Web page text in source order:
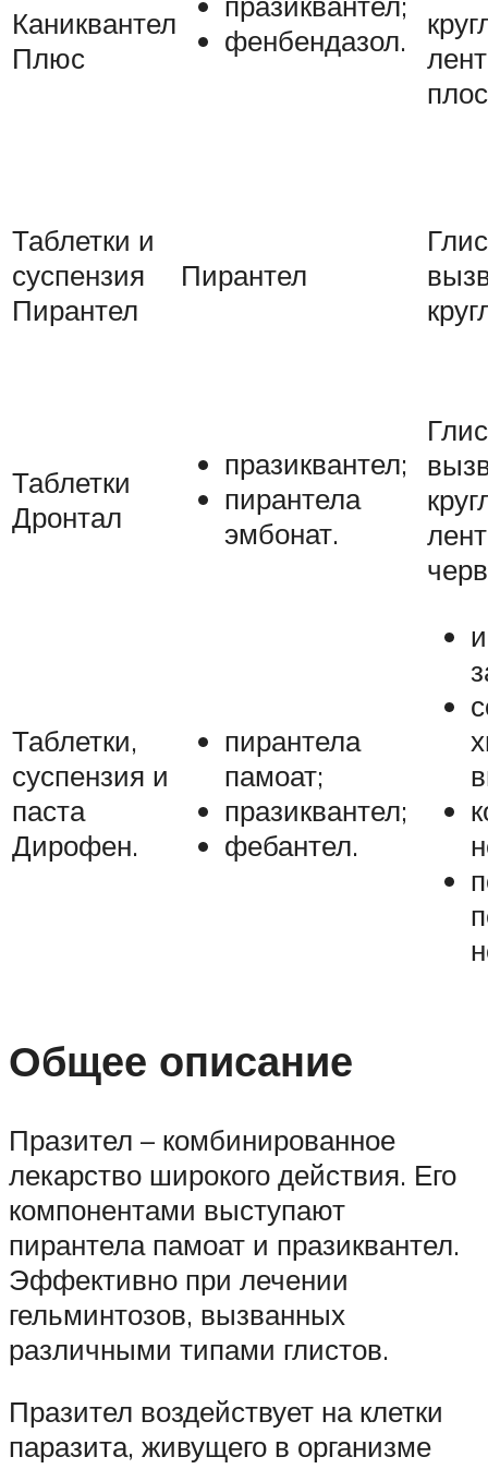
Каниквантел
Плюс
фенбендазол.
Таблетки и
суспензия
Пирантел
Пирантел
Таблетки
Дронтал
празиквантел;
пирантела
эмбонат.
Таблетки,
суспензия и
паста
Дирофен.
пирантела
памоат;
празиквантел;
фебантел.
Общее описание
Празител – комбинированное
лекарство широкого действия. Его
компонентами выступают
пирантела памоат и празиквантел.
Эффективно при лечении
гельминтозов, вызванных
различными типами глистов.
Празител воздействует на клетки
паразита, живущего в организме